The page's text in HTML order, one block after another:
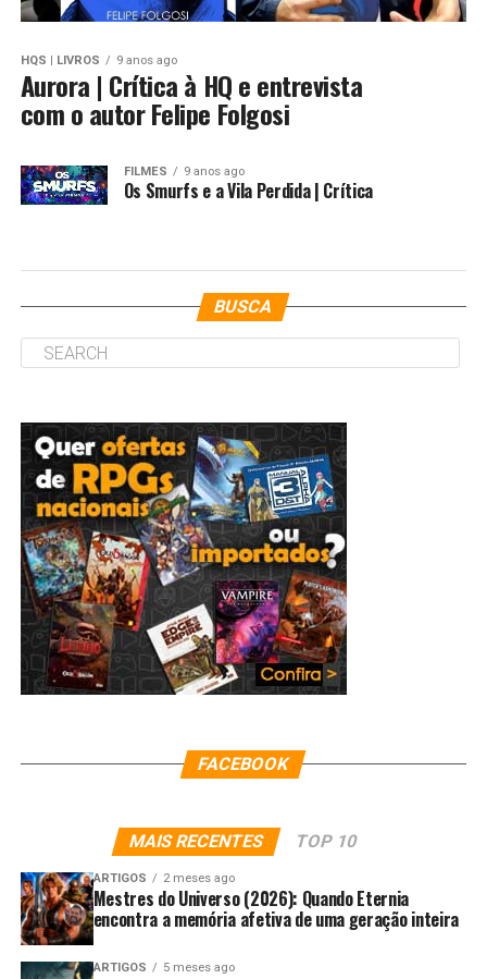
HQS | LIVROS 9 anos ago
Aurora | Crítica à HQ e entrevista
com o autor Felipe Folgosi
FILMES 9 anos ago
Os Smurfs e a Vila Perdida | Crítica
BUSCA
FACEBOOK
MAIS RECENTES TOP 10
ARTIGOS 2 meses ago
Mestres do Universo (2026): Quando Eternia
encontra a memória afetiva de uma geração inteira
ARTIGOS 5 meses ago